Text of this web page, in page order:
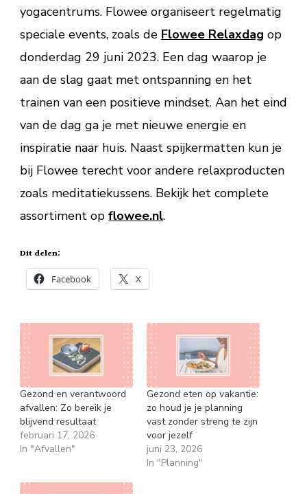
yogacentrums. Flowee organiseert regelmatig
speciale events, zoals de Flowee Relaxdag op
donderdag 29 juni 2023. Een dag waarop je
aan de slag gaat met ontspanning en het
trainen van een positieve mindset. Aan het eind
van de dag ga je met nieuwe energie en
inspiratie naar huis. Naast spijkermatten kun je
bij Flowee terecht voor andere relaxproducten
zoals meditatiekussens. Bekijk het complete
assortiment op flowee.nl.
Dit delen:
Facebook X
Gezond en verantwoord
afvallen: Zo bereik je
blijvend resultaat
februari 17, 2026
In "Afvallen"
Gezond eten op vakantie:
zo houd je je planning
vast zonder streng te zijn
voor jezelf
juni 23, 2026
In "Planning"